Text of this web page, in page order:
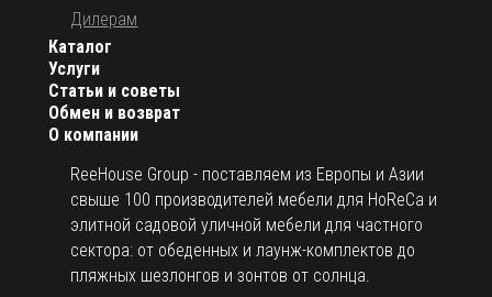
О компании
ReeHouse Group - поставляем из Европы и Азии
свыше 100 производителей мебели для HoReCa и
элитной садовой уличной мебели для частного
сектора: от обеденных и лаунж-комплектов до
пляжных шезлонгов и зонтов от солнца.
Каталог
Услуги
Статьи и советы
Обмен и возврат
Дилерам